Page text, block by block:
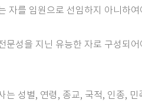
자를 임원으로 선임하지 아니하여
성을 지닌 유능한 자로 구성되
성별, 연령, 종교, 국적, 인종,